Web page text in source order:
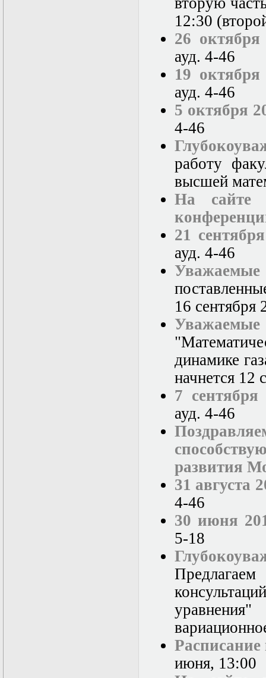
12:30
26
ауд. 4-46
19
ауд. 4-46
5 октября
4-46
работу
высшей
На сайте
21
ауд. 4-46
Уважаемые
16 сентября
динамике
начнется 12
7
ауд. 4-46
развития
31 августа
4-46
30 июня
5-18
июня, 13:00